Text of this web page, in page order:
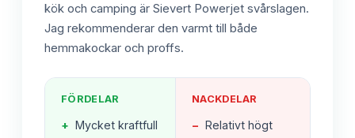
kök och camping är Sievert Powerjet svårslagen.
Jag rekommenderar den varmt till både
hemmakockar och proffs.
FÖRDELAR
+ Mycket kraftfull
NACKDELAR
− Relativt högt